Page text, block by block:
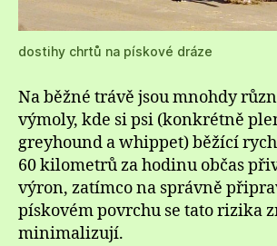
dostihy chrtů na pískové dráze
Na běžné trávě jsou mnohdy
výmoly, kde si psi (konkrétně
greyhound a whippet) běžící
60 kilometrů za hodinu občas
výron, zatímco na správně
pískovém povrchu se tato rizika
minimalizují.